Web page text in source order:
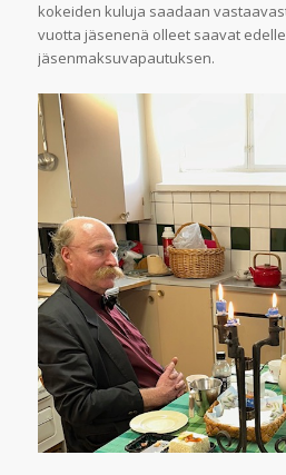
kokeiden kuluja saadaan
vuotta jäsenenä olleet saavat
jäsenmaksuvapautuksen.